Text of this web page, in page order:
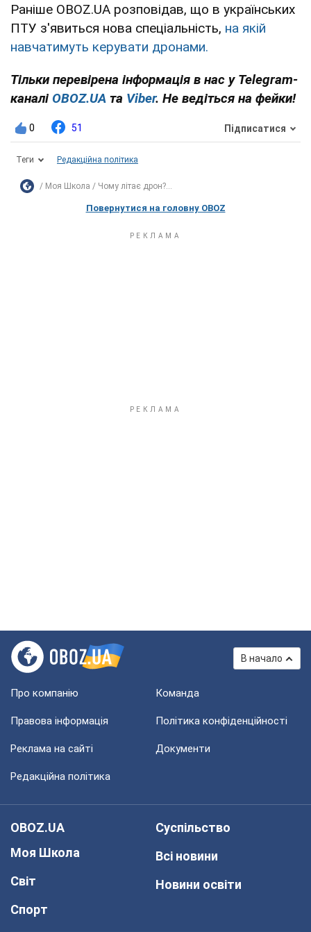
Раніше OBOZ.UA розповідав, що в українських
ПТУ з'явиться нова спеціальність, на якій
навчатимуть керувати дронами.
Тільки перевірена інформація в нас у Telegram-
каналі OBOZ.UA та Viber. Не ведіться на фейки!
0 51 Підписатися
Теги Редакційна політика
Моя Школа Чому літає дрон?...
Повернутися на головну OBOZ
В начало
Про компанію Команда
Правова інформація Політика конфіденційності
Реклама на сайті Документи
Редакційна політика
OBOZ.UA
Моя Школа
Світ
Спорт
Суспільство
Всі новини
Новини освіти